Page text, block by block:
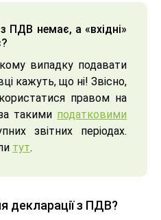
немає, а «вхідні»
випадку подавати
кажуть, що ні! Звісно,
правом на
такими податковими
звітних періодах.
тут.
декларації з ПДВ?